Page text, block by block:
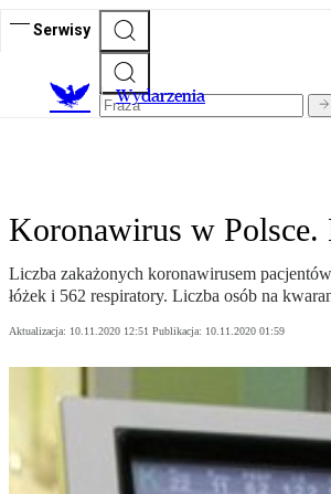
Serwisy
Wydarzenia
Koronawirus w
Liczba zakażonych koronawirusem
łóżek i 562 respiratory. Liczba osób na
Aktualizacja: 10.11.2020 12:51 Publikacja: 10.11.2020 01:59